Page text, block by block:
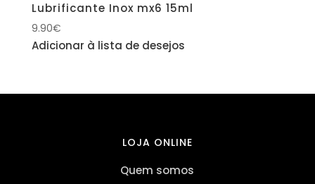
Lubrificante Inox mx6 15ml
9.90€
Adicionar à lista de desejos
LOJA ONLINE
Quem somos